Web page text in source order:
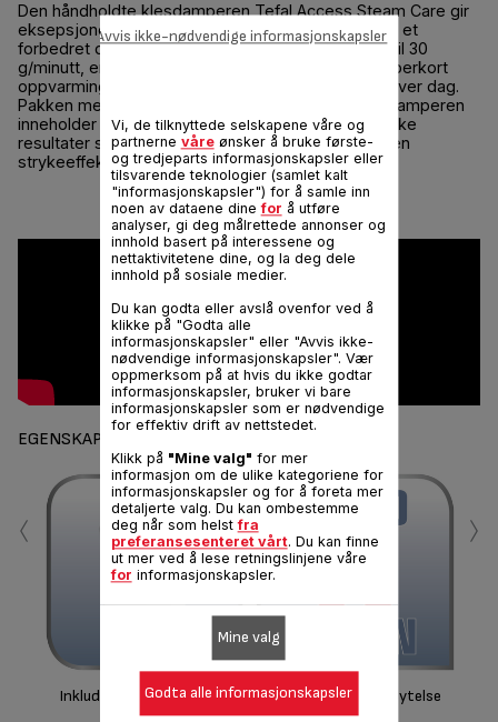
Den håndholdte klesdamperen Tefal Access Steam Care gir
eksepsjonell damping ned til minste detalj.Den har et
forbedret design med ekstrem dampkraft på opptil 30
g/minutt, en strykesåle i støpt aluminium og en superkort
oppvarmingstid som sørger for effektiv damping hver dag.
Pakken med den brukervennlige håndholdte klesdamperen
inneholder et loddrett støttebrett som gir fantastiske
resultater selv på de mest delikate stoffer, og gir en
strykeeffekt med perfekt finish.
Del
EGENSKAPER
Inkludert loddrett støtte Eksepsjonell dampytelse
‹ ›
Vi, de tilknyttede selskapene våre og
partnerne våreønsker å bruke første-
og tredjeparts informasjonskapsler eller
tilsvarende teknologier (samlet kalt
"informasjonskapsler") for å samle inn
noen av dataene dinefor å utføre
analyser, gi deg målrettede annonser og
innhold basert på interessene og
nettaktivitetene dine, og la deg dele
innhold på sosiale medier.
Du kan godta eller avslå ovenfor ved å
klikke på "Godta alle
informasjonskapsler" eller "Avvis ikke-
nødvendige informasjonskapsler". Vær
oppmerksom på at hvis du ikke godtar
informasjonskapsler, bruker vi bare
informasjonskapsler som er nødvendige
for effektiv drift av nettstedet.
Klikk på "Mine valg" for mer
informasjon om de ulike kategoriene for
informasjonskapsler og for å foreta mer
detaljerte valg. Du kan ombestemme
deg når som helstfra
preferansesenteret vårt. Du kan finne
ut mer ved å lese retningslinjene våre
for informasjonskapsler.
Avvis ikke-nødvendige informasjonskapsler
Mine valg
Godta alle informasjonskapsler